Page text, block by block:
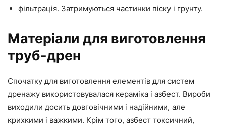
фільтрація. Затримуються частинки піску і грунту.
Матеріали для виготовлення
труб-дрен
Спочатку для виготовлення елементів для систем
дренажу використовувалася кераміка і азбест. Вироби
виходили досить довговічними і надійними, але
крихкими і важкими. Крім того, азбест токсичний,